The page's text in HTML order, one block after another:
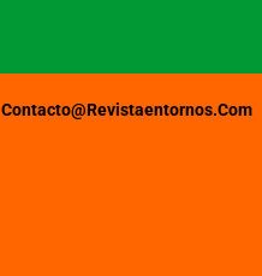
Contacto@revistaentornos.com